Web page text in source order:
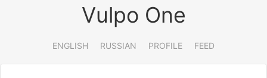
Vulpo One
ENGLISH RUSSIAN PROFILE FEED